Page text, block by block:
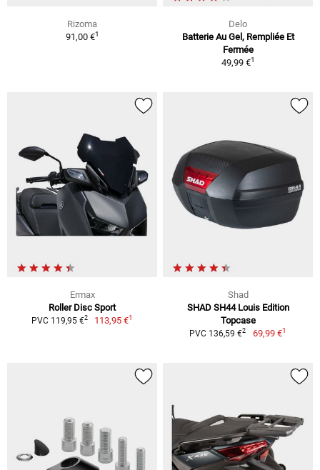
Rizoma
91,00 €1
Delo
Batterie Au Gel, Rempliée Et
Fermée
49,99 €1
Ermax
Roller Disc Sport
PVC 119,95 €2 113,95 €1
Shad
SHAD SH44 Louis Edition
Topcase
PVC 136,59 €2 69,99 €1